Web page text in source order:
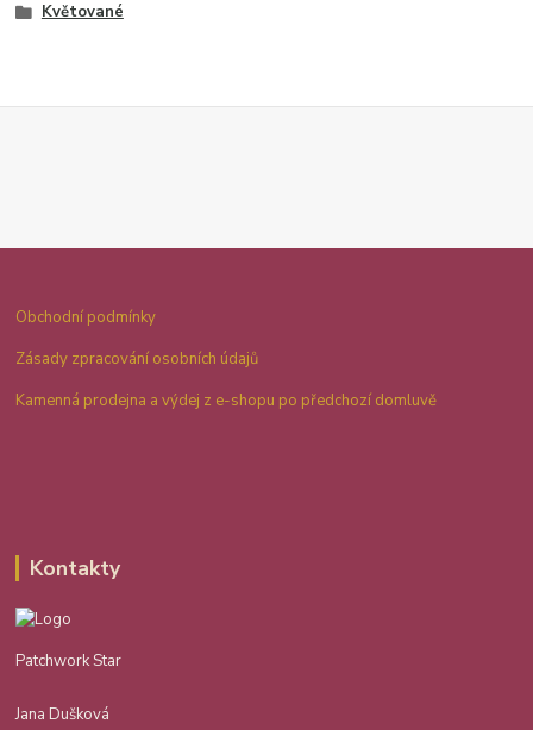
Květované
Obchodní podmínky
Zásady zpracování osobních údajů
Kamenná prodejna a výdej z e-shopu po předchozí domluvě
Kontakty
Patchwork Star
Jana Dušková